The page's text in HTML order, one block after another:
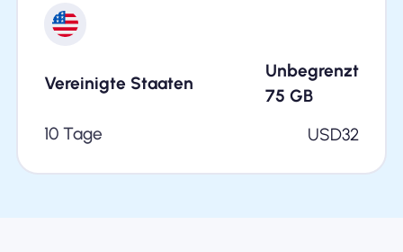
Vereinigte Staaten
Unbegrenzt
75 GB
10 Tage
USD32